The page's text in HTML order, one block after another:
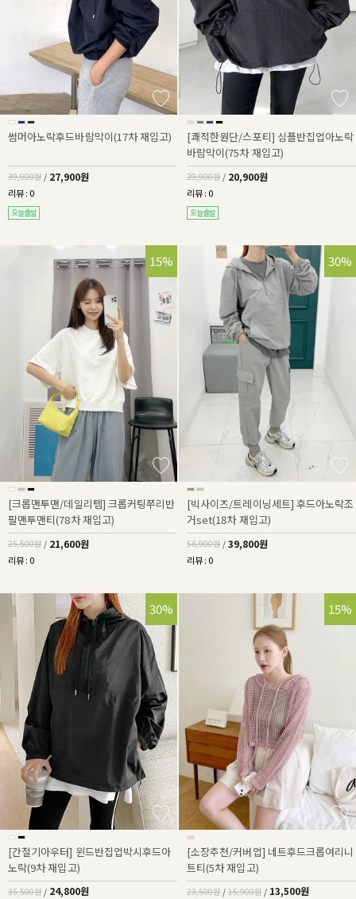
썸머아노락후드바람막이(17차 재입고)
39,900원 / 27,900원
리뷰 : 0
[쾌적한원단/스포티] 심플반집업아노락
바람막이(75차 재입고)
29,900원 / 20,900원
리뷰 : 0
15%
[크롭맨투맨/데일리템] 크롭커팅쭈리반
팔맨투맨티(78차 재입고)
25,500원 / 21,600원
리뷰 : 0
30%
[빅사이즈/트레이닝세트] 후드아노락조
거set(18차 재입고)
56,900원 / 39,800원
리뷰 : 0
30%
[간절기아우터] 윈드반집업박시후드아
노락(9차 재입고)
35,500원 / 24,800원
43%
15%
[소장추천/커버업] 네트후드크롭여리니
트티(5차 재입고)
23,500원 / 15,900원 / 13,500원